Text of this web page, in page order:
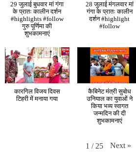
29 जुलाई बुधवार मां गंगा
के प्रातः कालीन दर्शन
#highlights #follow
गुरु पूर्णिमा की
शुभकामनाएं
28 जुलाई मंगलवार मां
गंगा के प्रातः कालीन
दर्शन #highlight
#follow
कारगिल विजय दिवस
टिहरी में मनाया गया
कैबिनेट मंत्री सुबोध
उनियाल का युवाओं ने
किया भव्य स्वागत
जन्मदिन की दी
शुभकामनाएं
1 / 25 Next »